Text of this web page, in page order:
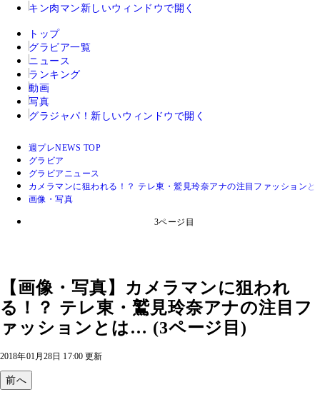
キン肉マン 新しいウィンドウで開く
トップ
グラビア一覧
ニュース
ランキング
動画
写真
グラジャパ！ 新しいウィンドウで開く
週プレNEWS TOP
グラビア
グラビアニュース
カメラマンに狙われる！？ テレ東・鷲見玲奈アナの注目ファッション
画像・写真
3ページ目
【画像・写真】カメラマンに狙われ
る！？ テレ東・鷲見玲奈アナの注目フ
ァッションとは… (3ページ目)
2018年01月28日 17:00 更新
前へ